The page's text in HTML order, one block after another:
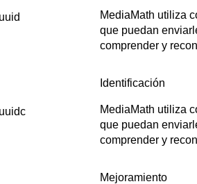
uuid
MediaMath utiliza
que puedan
comprender y
uuidc
Identificación
MediaMath utiliza
que puedan
comprender y
Mejoramiento